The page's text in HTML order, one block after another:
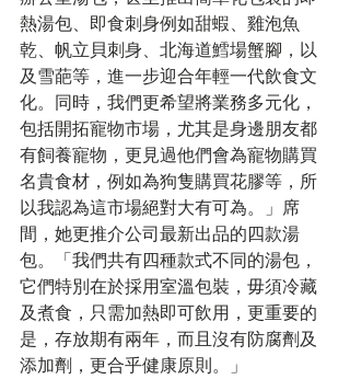
熱湯包、即食刺身例如甜蝦、雞泡魚
乾、帆立貝刺身、北海道鱈場蟹腳，以
及雪葩等，進一步迎合年輕一代飲食文
化。同時，我們更希望將業務多元化，
包括開拓寵物市場，尤其是身邊朋友都
有飼養寵物，更見過他們會為寵物購買
名貴食材，例如為狗隻購買花膠等，所
以我認為這市場絕對大有可為。」席
間，她更推介公司最新出品的四款湯
包。「我們共有四種款式不同的湯包，
它們特別在於採用室溫包裝，毋須冷藏
及煮食，只需加熱即可飲用，更重要的
是，存放期有兩年，而且沒有防腐劑及
添加劑，更合乎健康原則。」